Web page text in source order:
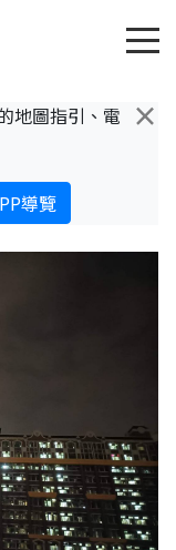
×
地圖指引、電
導覽